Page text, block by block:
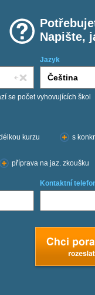
Napište,
Jazyk
se počet vyhovujících škol
kurzu s
příprava na jaz. zkoušku
Kontaktní